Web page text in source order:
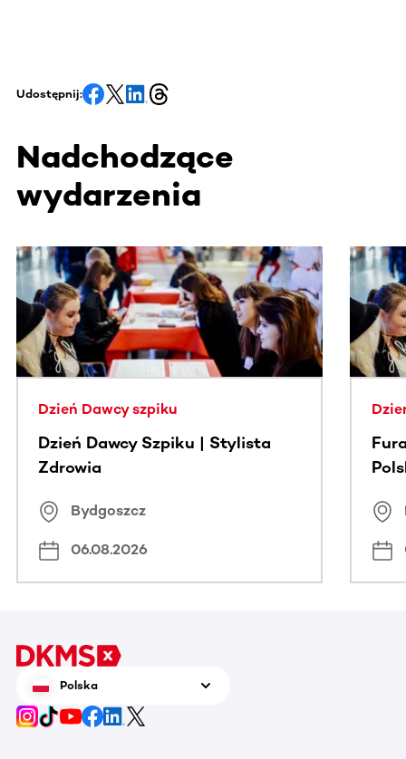
Udostępnij:
Nadchodzące
wydarzenia
Ta sekcja zawiera treści przewijane w poziomie. Użyj
Dzień Dawcy szpiku
Dzień Dawcy Szpiku | Stylista
Zdrowia
Bydgoszcz
06.08.2026
Polska